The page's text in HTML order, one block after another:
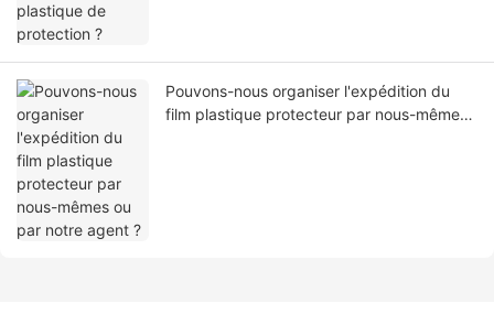
Pouvons-nous organiser l'expédition du
film plastique protecteur par nous-mêmes